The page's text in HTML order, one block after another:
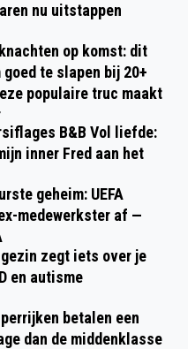
nu uitstappen
op komst: dit
te slapen bij 20+
populaire truc maakt
B&B Vol liefde:
inner Fred aan het
geheim: UEFA
medewerkster af —
zegt iets over je
en autisme
betalen een
dan de middenklasse